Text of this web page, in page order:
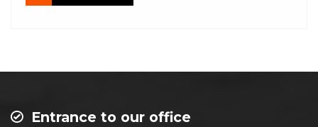
Entrance to our office